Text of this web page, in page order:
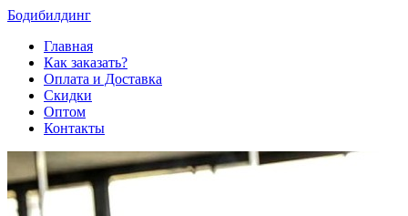
Бодибилдинг
Главная
Как заказать?
Оплата и Доставка
Скидки
Оптом
Контакты